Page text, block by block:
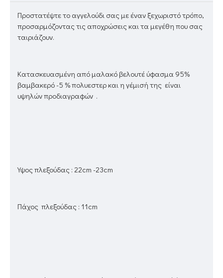
Προστατέψτε το αγγελούδι σας με έναν ξεχωριστό τρόπο,
προσαρμόζοντας τις αποχρώσεις και τα μεγέθη που σας
ταιριάζουν.
Kατασκευασμένη από μαλακό βελουτέ ύφασμα 95%
βαμβακερό -5 % πολυεστερ και η γέμισή της είναι
υψηλών προδιαγραφών .
Υψος πλεξούδας : 22cm -23cm
Πάχος πλεξούδας : 11cm